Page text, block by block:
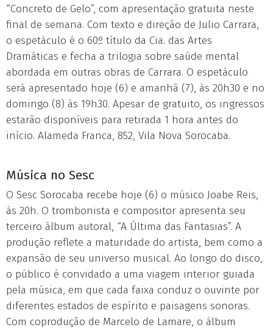
“Concreto de Gelo”, com apresentação gratuita neste
final de semana. Com texto e direção de Julio Carrara,
o espetáculo é o 60º título da Cia. das Artes
Dramáticas e fecha a trilogia sobre saúde mental
abordada em outras obras de Carrara. O espetáculo
será apresentado hoje (6) e amanhã (7), às 20h30 e no
domingo (8) às 19h30. Apesar de gratuito, os ingressos
estarão disponíveis para retirada 1 hora antes do
início. Alameda Franca, 852, Vila Nova Sorocaba.
Música no Sesc
O Sesc Sorocaba recebe hoje (6) o músico Joabe Reis,
às 20h. O trombonista e compositor apresenta seu
terceiro álbum autoral, “A Última das Fantasias”. A
produção reflete a maturidade do artista, bem como a
expansão de seu universo musical. Ao longo do disco,
o público é convidado a uma viagem interior guiada
pela música, em que cada faixa conduz o ouvinte por
diferentes estados de espírito e paisagens sonoras.
Com coprodução de Marcelo de Lamare, o álbum